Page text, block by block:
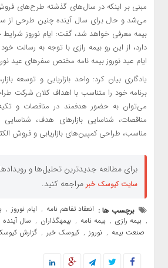
مبنی بر اینکه در سال‌های گذشته طرح‌های فروش
می‌شد و حال برای سال آینده چنین طرحی از
بیمه معرفی خواهد شد، گفت: ایام نوروز شرایط
دارد، از این رو بیمه رازی با توجه به رسالت خود و
ایام عید نوروز بیمه نامه مختص سفرهای عید
یادگاری بیان کرد: واحد بازاریابی و توسعه
برنامه خود را متناسب با اهداف کلان شرکت
مناقصات، شناسایی بازارهای هدف، شناسایی
مناسب، طراحی کمپین‌های بازاریابی و فروش
برای مطالعه جدیدترین تحلیل‌ها و
سایت کیوسک خبر مراجعه کنید.
برچسب ها : انعقاد تفاهم نامه , ایام نوروز ,
, بیمه رازی , بیمه نامه , بیمهگذاران , سال آینده
صنعت بیمه , نوروز , کیوسک خبر , گزارش